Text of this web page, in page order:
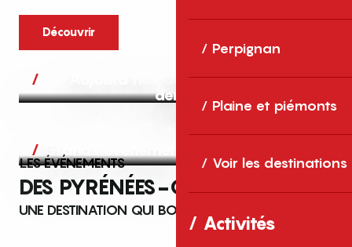
Perpignan
Plaine et piémonts
Voir les destinations
Activités
Découvrir
Aujourd’hui, demain et après-
demain
Grands événements
LES ÉVÉNEMENTS
DES PYRÉNÉES-ORIENTALES
UNE DESTINATION QUI BOUGE TOUTE L’ANNÉE